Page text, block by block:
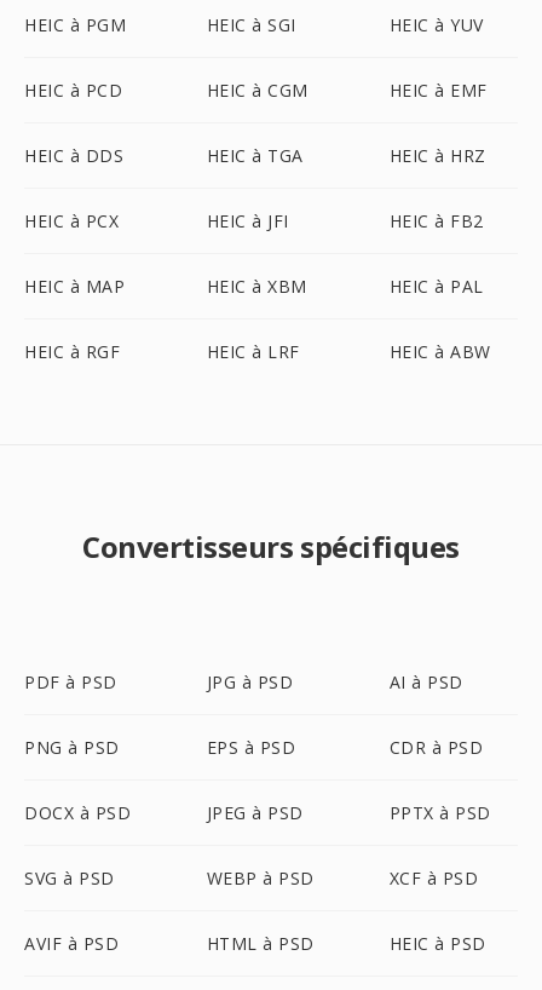
HEIC à PGM HEIC à SGI HEIC à YUV
HEIC à PCD HEIC à CGM HEIC à EMF
HEIC à DDS HEIC à TGA HEIC à HRZ
HEIC à PCX HEIC à JFI HEIC à FB2
HEIC à MAP HEIC à XBM HEIC à PAL
HEIC à RGF HEIC à LRF HEIC à ABW
Convertisseurs spécifiques
PDF à PSD JPG à PSD AI à PSD
PNG à PSD EPS à PSD CDR à PSD
DOCX à PSD JPEG à PSD PPTX à PSD
SVG à PSD WEBP à PSD XCF à PSD
AVIF à PSD HTML à PSD HEIC à PSD